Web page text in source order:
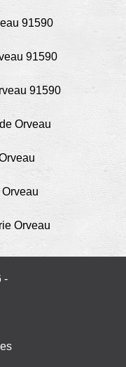
91590
91590
91590
Orveau
Orveau
-